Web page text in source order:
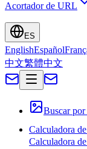
Acortador de URL
ES
EnglishEspañol
中文繁體中文
Buscar por
Calculadora
Calculadora